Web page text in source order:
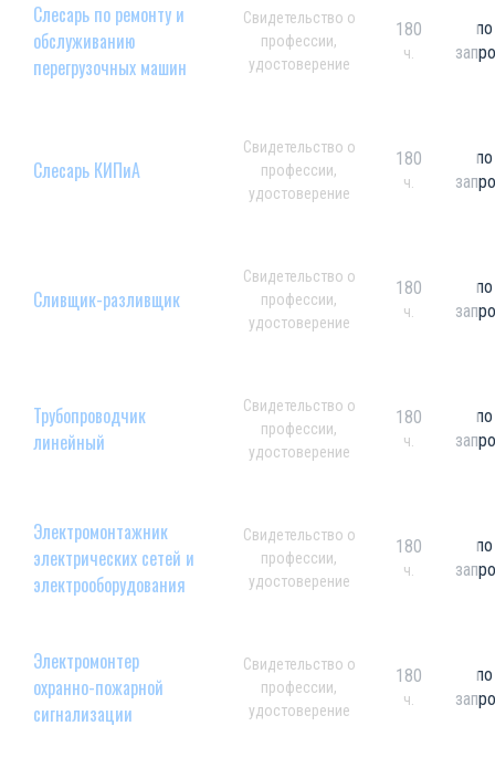
Слесарь по ремонту и
обслуживанию
перегрузочных машин
Свидетельство о
профессии,
удостоверение
180
ч.
по
Слесарь КИПиА
Свидетельство о
профессии,
удостоверение
180
ч.
по
Сливщик-разливщик
Свидетельство о
профессии,
удостоверение
180
ч.
по
Трубопроводчик
линейный
Свидетельство о
профессии,
удостоверение
180
ч.
по
Электромонтажник
электрических сетей и
электрооборудования
Свидетельство о
профессии,
удостоверение
180
ч.
по
Электромонтер
охранно-пожарной
сигнализации
Свидетельство о
профессии,
удостоверение
180
ч.
по